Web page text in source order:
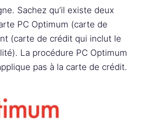
Sachez qu’il existe deux
PC Optimum (carte de
(carte de crédit qui inclut le
La procédure PC Optimum
pas à la carte de crédit.